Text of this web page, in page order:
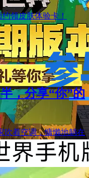
领皮肤体验卡！
，分享“你”的
吹着空调，慵懒地躺在